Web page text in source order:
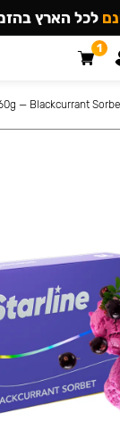
— Blackcurrant
לכל הארץ
1